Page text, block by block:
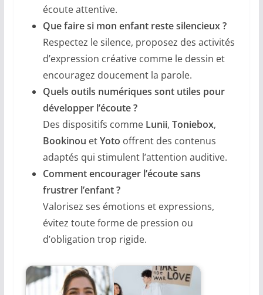
écoute attentive.
Que faire si mon enfant reste silencieux ?
Respectez le silence, proposez des activités
d’expression créative comme le dessin et
encouragez doucement la parole.
Quels outils numériques sont utiles pour
développer l’écoute ?
Des dispositifs comme Lunii, Toniebox,
Bookinou etYoto offrent des contenus
adaptés qui stimulent l’attention auditive.
Comment encourager l’écoute sans
frustrer l’enfant ?
Valorisez ses émotions et expressions,
évitez toute forme de pression ou
d’obligation trop rigide.